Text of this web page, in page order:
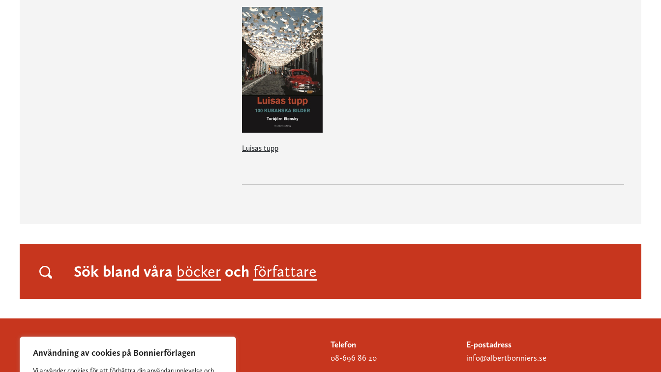
Användning av cookies på Bonnierförlagen
Luisas tupp
Sök bland våra böcker och författare
Telefon
08-696 86 20
E-postadress
info@albertbonniers.se